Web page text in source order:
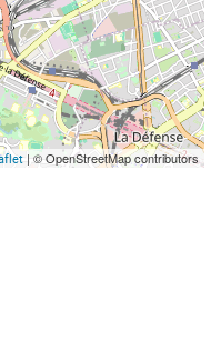
| © OpenStreetMap contributors